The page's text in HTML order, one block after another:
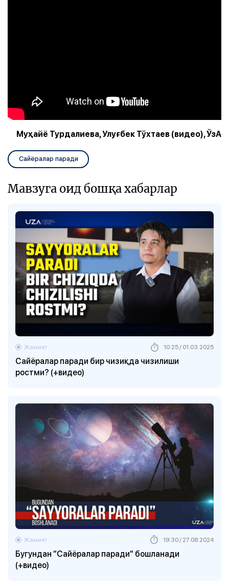
Муҳайё Турдалиева, Улуғбек Тўхтаев (видео), ЎзА
Сайёралар паради
Мавзуга оид бошқа хабарлар
Сайёралар паради бир чизиқда чизилиши
ростми? (+видео)
Жамият 10:25 / 01.03.2025
Бугундан "Сайёралар паради" бошланади
(+видео)
Жамият 19:30 / 27.08.2024